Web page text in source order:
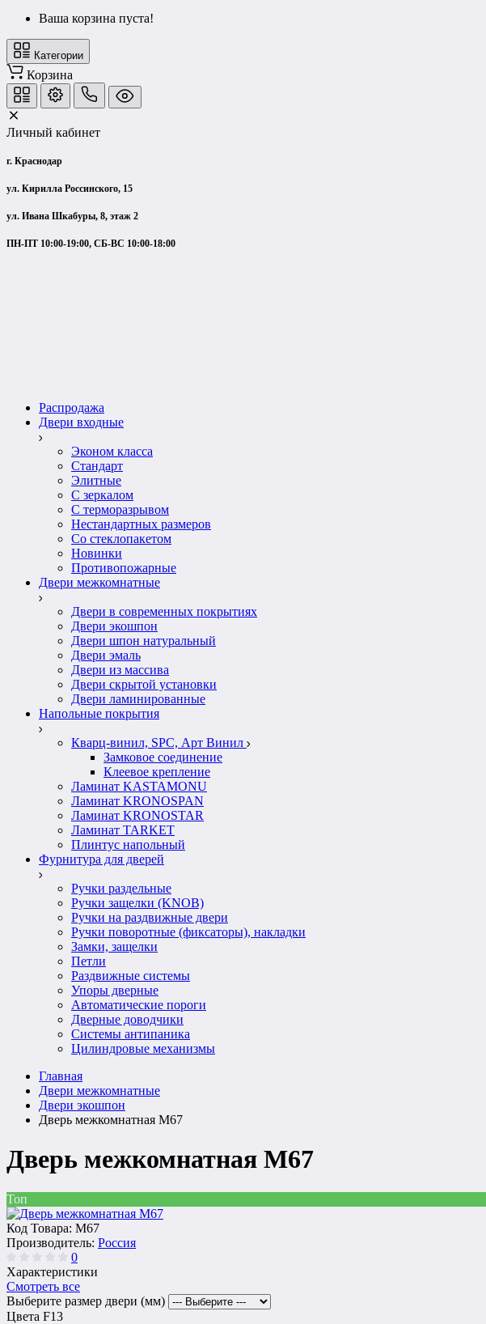
Ваша корзина пуста!
Категории
Корзина
Личный кабинет
г. Краснодар
ул. Кирилла Россинского, 15
ул. Ивана Шкабуры, 8, этаж 2
ПН-ПТ 10:00-19:00, СБ-ВС 10:00-18:00
Распродажа
Двери входные
Эконом класса
Стандарт
Элитные
С зеркалом
С терморазрывом
Нестандартных размеров
Со стеклопакетом
Новинки
Противопожарные
Двери межкомнатные
Двери в современных покрытиях
Двери экошпон
Двери шпон натуральный
Двери эмаль
Двери из массива
Двери скрытой установки
Двери ламинированные
Напольные покрытия
Кварц-винил, SPC, Арт Винил
Замковое соединение
Клеевое крепление
Ламинат KASTAMONU
Ламинат KRONOSPAN
Ламинат KRONOSTAR
Ламинат TARKET
Плинтус напольный
Фурнитура для дверей
Ручки раздельные
Ручки защелки (KNOB)
Ручки на раздвижные двери
Ручки поворотные (фиксаторы), накладки
Замки, защелки
Петли
Раздвижные системы
Упоры дверные
Автоматические пороги
Дверные доводчики
Системы антипаника
Цилиндровые механизмы
Главная
Двери межкомнатные
Двери экошпон
Дверь межкомнатная M67
Дверь межкомнатная M67
Топ
Код Товара: M67
Производитель: Россия
0
Характеристики
Смотреть все
Выберите размер двери (мм)
Цвета F13